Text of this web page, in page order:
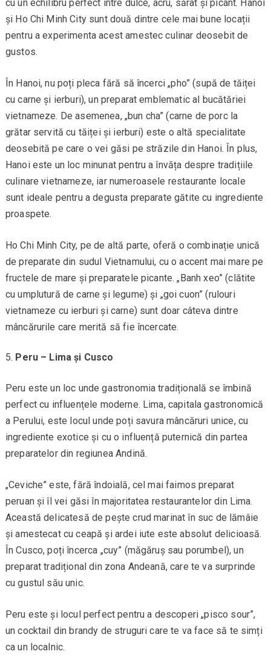
cu un echilibru perfect între dulce, acru, sărat și picant. Hanoi
și Ho Chi Minh City sunt două dintre cele mai bune locații
pentru a experimenta acest amestec culinar deosebit de
gustos.
În Hanoi, nu poți pleca fără să încerci „pho” (supă de tăiței
cu carne și ierburi), un preparat emblematic al bucătăriei
vietnameze. De asemenea, „bun cha” (carne de porc la
grătar servită cu tăiței și ierburi) este o altă specialitate
deosebită pe care o vei găsi pe străzile din Hanoi. În plus,
Hanoi este un loc minunat pentru a învăța despre tradițiile
culinare vietnameze, iar numeroasele restaurante locale
sunt ideale pentru a degusta preparate gătite cu ingrediente
proaspete.
Ho Chi Minh City, pe de altă parte, oferă o combinație unică
de preparate din sudul Vietnamului, cu o accent mai mare pe
fructele de mare și preparatele picante. „Banh xeo” (clătite
cu umplutură de carne și legume) și „goi cuon” (rulouri
vietnameze cu ierburi și carne) sunt doar câteva dintre
mâncărurile care merită să fie încercate.
Peru – Lima și Cusco
Peru este un loc unde gastronomia tradițională se îmbină
perfect cu influențele moderne. Lima, capitala gastronomică
a Perului, este locul unde poți savura mâncăruri unice, cu
ingrediente exotice și cu o influență puternică din partea
preparatelor din regiunea Andină.
„Ceviche” este, fără îndoială, cel mai faimos preparat
peruan și îl vei găsi în majoritatea restaurantelor din Lima.
Această delicatesă de pește crud marinat în suc de lămâie
și amestecat cu ceapă și ardei iute este absolut delicioasă.
În Cusco, poți încerca „cuy” (măgăruș sau porumbel), un
preparat tradițional din zona Andeană, care te va surprinde
cu gustul său unic.
Peru este și locul perfect pentru a descoperi „pisco sour”,
un cocktail din brandy de struguri care te va face să te simți
ca un localnic.